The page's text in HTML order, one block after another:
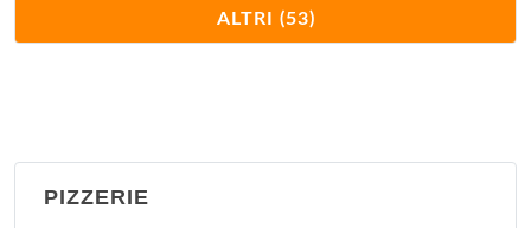
località Frescarolo 16, Busseto
Da Ivo
ALTRI (53)
PIZZERIE